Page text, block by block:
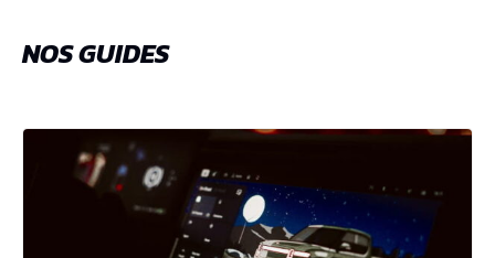
NOS GUIDES